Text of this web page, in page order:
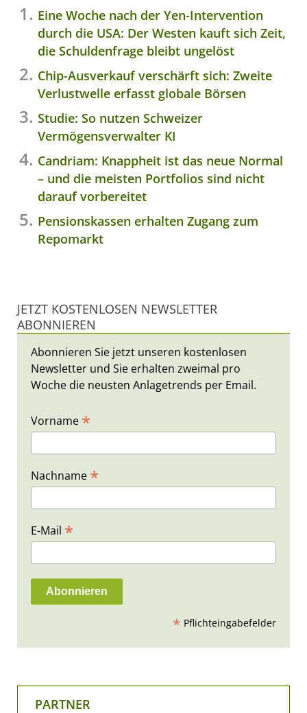
Eine Woche nach der Yen-Intervention
durch die USA: Der Westen kauft sich Zeit,
die Schuldenfrage bleibt ungelöst
Chip-Ausverkauf verschärft sich: Zweite
Verlustwelle erfasst globale Börsen
Studie: So nutzen Schweizer
Vermögensverwalter KI
Candriam: Knappheit ist das neue Normal
– und die meisten Portfolios sind nicht
darauf vorbereitet
Pensionskassen erhalten Zugang zum
Repomarkt
JETZT KOSTENLOSEN NEWSLETTER
ABONNIEREN
Abonnieren Sie jetzt unseren kostenlosen
Newsletter und Sie erhalten zweimal pro
Woche die neusten Anlagetrends per Email.
Vorname *
Nachname *
E-Mail *
* Pflichteingabefelder
PARTNER